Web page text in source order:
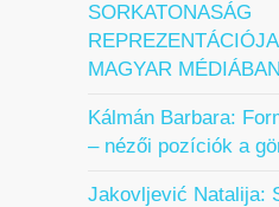
SORKATONASÁG
MAGYAR
Kálmán Barbara:
– nézői pozíciók a
Jakovljević Natalija: